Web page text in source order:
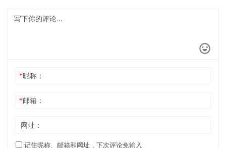
*昵称：
*邮箱：
网址：
记住昵称、邮箱和网址，下次评论免输入